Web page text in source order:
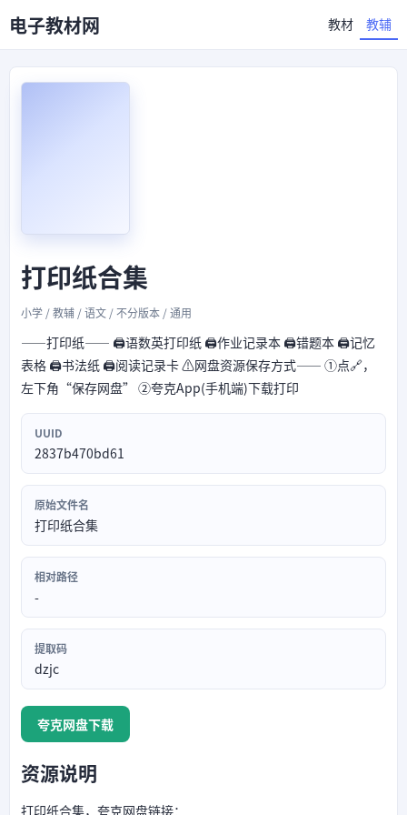
电子教材网 教材 教辅
打印纸合集
小学 / 教辅 / 语文 / 不分版本 / 通用
——打印纸—— 🖨️语数英打印纸 🖨️作业记录本 🖨️错题本 🖨️记忆
表格 🖨️书法纸 🖨️阅读记录卡 ⚠️网盘资源保存方式—— ①点🔗，
左下角“保存网盘” ②夸克App(手机端)下载打印
UUID
2837b470bd61
原始文件名
打印纸合集
相对路径
-
提取码
dzjc
夸克网盘下载
资源说明
打印纸合集，夸克网盘链接：